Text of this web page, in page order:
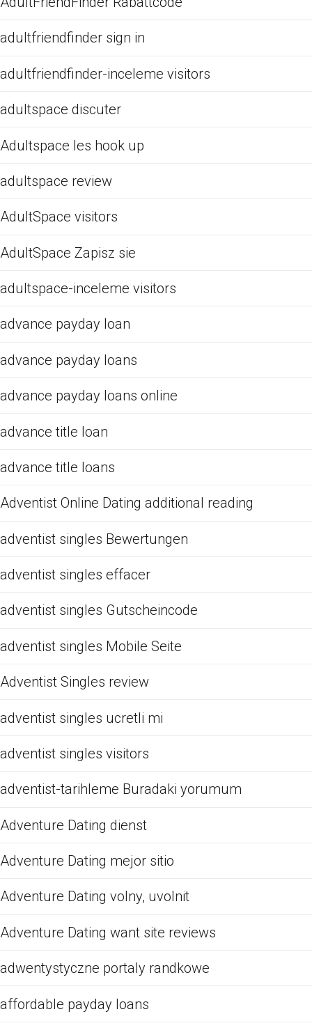
adultfriendfinder sign in
adultfriendfinder-inceleme visitors
adultspace discuter
Adultspace les hook up
adultspace review
AdultSpace visitors
AdultSpace Zapisz sie
adultspace-inceleme visitors
advance payday loan
advance payday loans
advance payday loans online
advance title loan
advance title loans
Adventist Online Dating additional reading
adventist singles Bewertungen
adventist singles effacer
adventist singles Gutscheincode
adventist singles Mobile Seite
Adventist Singles review
adventist singles ucretli mi
adventist singles visitors
adventist-tarihleme Buradaki yorumum
Adventure Dating dienst
Adventure Dating mejor sitio
Adventure Dating volny, uvolnit
Adventure Dating want site reviews
adwentystyczne portaly randkowe
affordable payday loans